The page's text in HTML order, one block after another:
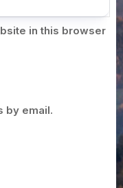
in this browser
by email.